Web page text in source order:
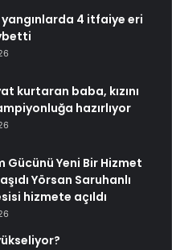
yangınlarda 4 itfaiye eri
kurtaran baba, kızını
hazırlıyor
Gücünü Yeni Bir Hizmet
Yörsan Saruhanlı
hizmete açıldı